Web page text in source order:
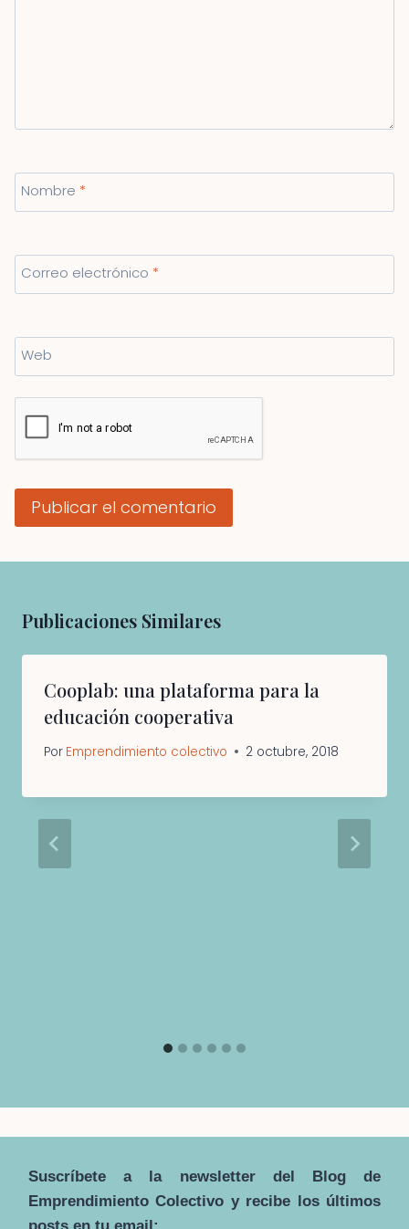
Nombre *
Correo electrónico *
Web
Publicaciones Similares
Cooplab: una plataforma para la
educación cooperativa
Por Emprendimiento colectivo 2 octubre, 2018
Suscríbete a la newsletter del Blog de
Emprendimiento Colectivo y recibe los últimos